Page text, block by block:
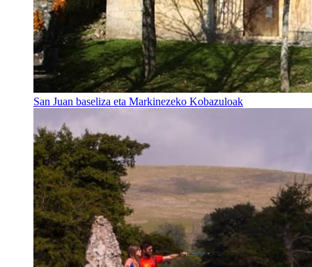
San Juan baseliza eta Markinezeko Kobazuloak